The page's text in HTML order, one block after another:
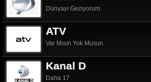
Dünyayı Geziyorum
ATV
Var Mısın Yok Musun
Kanal D
Daha 17